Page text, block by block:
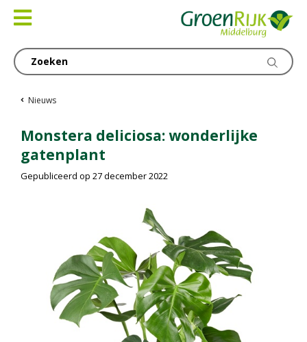
naar
Nieuws
Monstera deliciosa: wonderlijke
gatenplant
Gepubliceerd op 27 december 2022